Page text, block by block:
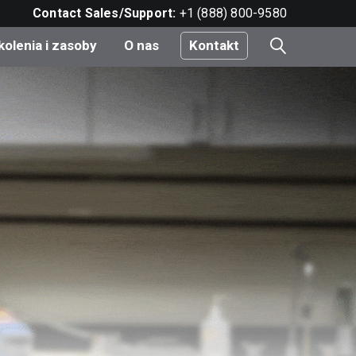
Contact Sales/Support: +1 (888) 800-9580
i zasoby O nas Kontakt